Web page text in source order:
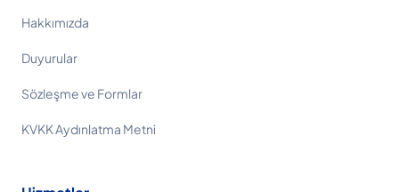
Hakkımızda
Duyurular
Sözleşme ve Formlar
KVKK Aydınlatma Metni